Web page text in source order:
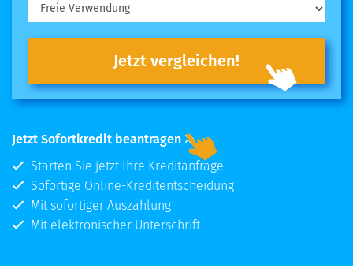
Jetzt vergleichen!
Jetzt Sofortkredit beantragen
Starten Sie jetzt Ihre Kreditanfrage
Sofortige Online-Kreditentscheidung
Mit sofortiger Auszahlung
Mit elektronischer Unterschrift